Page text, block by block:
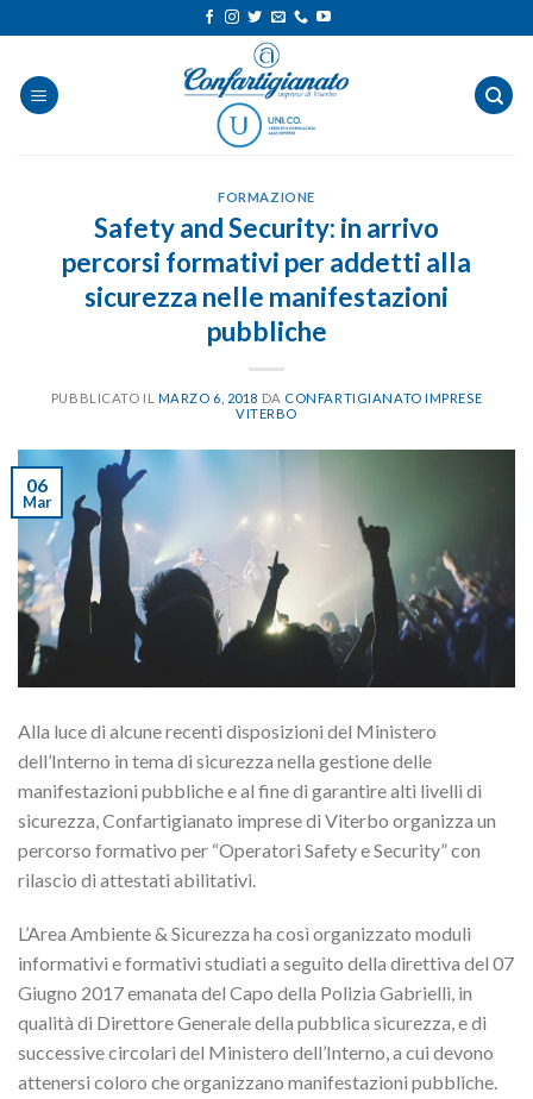
ai
contenuti
FORMAZIONE
Safety and Security: in arrivo
percorsi formativi per addetti alla
sicurezza nelle manifestazioni
pubbliche
PUBBLICATO IL MARZO 6, 2018 DA CONFARTIGIANATO IMPRESE
VITERBO
06
Mar
Alla luce di alcune recenti disposizioni del Ministero
dell’Interno in tema di sicurezza nella gestione delle
manifestazioni pubbliche e al fine di garantire alti livelli di
sicurezza, Confartigianato imprese di Viterbo organizza un
percorso formativo per “Operatori Safety e Security” con
rilascio di attestati abilitativi.
L’Area Ambiente & Sicurezza ha così organizzato moduli
informativi e formativi studiati a seguito della direttiva del 07
Giugno 2017 emanata del Capo della Polizia Gabrielli, in
qualità di Direttore Generale della pubblica sicurezza, e di
successive circolari del Ministero dell’Interno, a cui devono
attenersi coloro che organizzano manifestazioni pubbliche.